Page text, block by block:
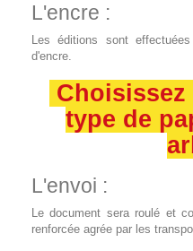
L'encre :
Les éditions sont
d'encre.
Choisissez
type de
L'envoi :
Le document sera roulé et
renforcée agrée par les